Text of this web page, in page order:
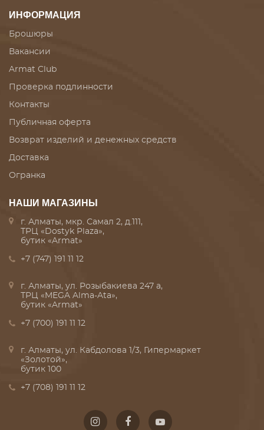
ИНФОРМАЦИЯ
Брошюры
Вакансии
Armat Club
Проверка подлинности
Контакты
Публичная оферта
Возврат изделий и денежных средств
Доставка
Огранка
НАШИ МАГАЗИНЫ
г. Алматы, мкр. Самал 2, д.111,
ТРЦ «Dostyk Plaza»,
бутик «Armat»
+7 (747) 191 11 12
г. Алматы, ул. Розыбакиева 247 а,
ТРЦ «MEGA Alma-Ata»,
бутик «Armat»
+7 (700) 191 11 12
г. Алматы, ул. Кабдолова 1/3, Гипермаркет
«Золотой»,
бутик 100
+7 (708) 191 11 12